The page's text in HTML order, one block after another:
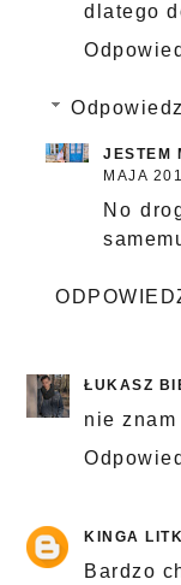
dlatego
JESTEM
MAJA
No
ŁUKASZ
nie
KINGA
Bardzo